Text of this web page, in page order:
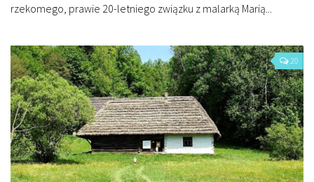
rzekomego, prawie 20-letniego związku z malarką Marią...
20